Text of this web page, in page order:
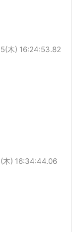
木) 16:24:53.82
) 16:34:44.06